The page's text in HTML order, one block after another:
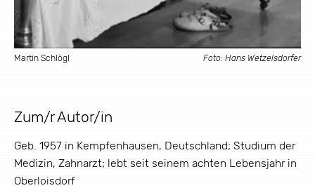
Martin Schlögl Foto: Hans Wetzelsdorfer
Zum/r Autor/in
Geb. 1957 in Kempfenhausen, Deutschland; Studium der
Medizin, Zahnarzt; lebt seit seinem achten Lebensjahr in
Oberloisdorf